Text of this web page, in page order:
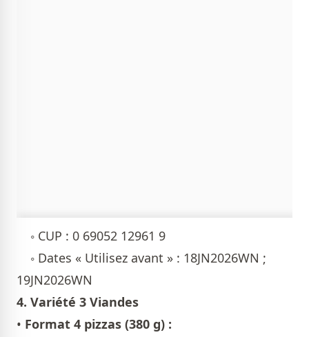
◦ CUP : 0 69052 12961 9
◦ Dates « Utilisez avant » : 18JN2026WN ;
19JN2026WN
4. Variété 3 Viandes
• Format 4 pizzas (380 g) :